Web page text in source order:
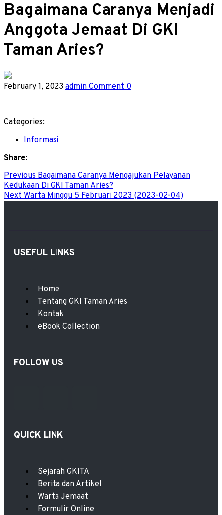
Bagaimana Caranya Menjadi
Anggota Jemaat Di GKI
Taman Aries?
February 1, 2023 adminComment 0
Categories:
Informasi
Share:
Previous Bagaimana Caranya Mengajukan Pelayanan
Kedukaan Di GKI Taman Aries?
Next Warta Minggu 5 Februari 2023 (2023-02-04)
USEFUL LINKS
Home
Tentang GKI Taman Aries
Kontak
eBook Collection
FOLLOW US
QUICK LINK
Sejarah GKITA
Berita dan Artikel
Warta Jemaat
Formulir Online